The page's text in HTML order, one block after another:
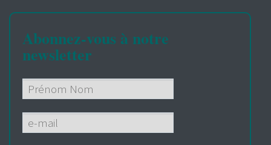
Abonnez-vous à notre
newsletter